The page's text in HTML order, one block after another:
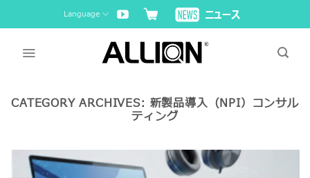
to
Language
CATEGORY ARCHIVES: 新製品導入（NPI）コンサル
ティング